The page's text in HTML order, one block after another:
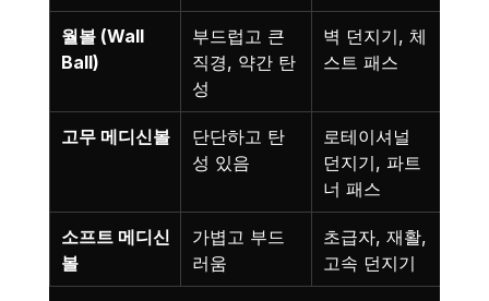
월볼 (Wall
Ball)
부드럽고 큰
직경, 약간 탄
성
벽 던지기, 체
스트 패스
고무 메디신볼
단단하고 탄
성 있음
로테이셔널
던지기, 파트
너 패스
소프트 메디신
볼
가볍고 부드
러움
초급자, 재활,
고속 던지기